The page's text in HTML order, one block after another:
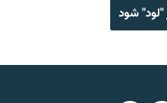
"لود" شود